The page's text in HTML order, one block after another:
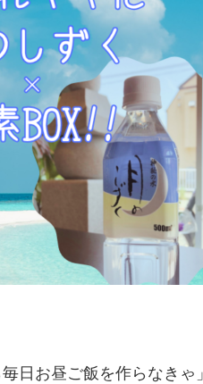
日お昼ご飯を作らなき